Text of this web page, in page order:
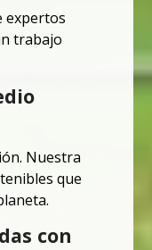
expertos
trabajo
Nuestra
que
con